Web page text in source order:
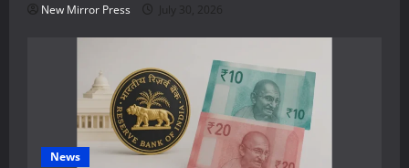
New Mirror Press July 30, 2026
News